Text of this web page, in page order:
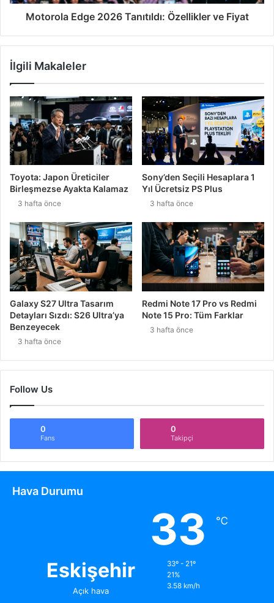
Motorola Edge 2026 Tanıtıldı: Özellikler ve Fiyat
İlgili Makaleler
Toyota: Japon Üreticiler
Birleşmezse Ayakta Kalamaz
3 hafta önce
Sony’den Seçili Hesaplara 1
Yıl Ücretsiz PS Plus
3 hafta önce
Galaxy S27 Ultra Tasarım
Detayları Sızdı: S26 Ultra’ya
Benzeyecek
3 hafta önce
Redmi Note 17 Pro vs Redmi
Note 15 Pro: Tüm Farklar
3 hafta önce
Follow Us
0
Fans
0
Takipçi
Hava Durumu
Eskişehir
Açık hava
33 ℃
33º - 21º
21%
3.58 km/h